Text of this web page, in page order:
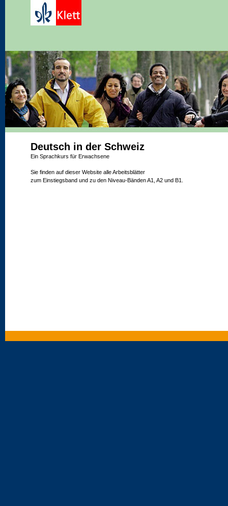
Deutsch in der Schweiz
Ein Sprachkurs für Erwachsene
Sie finden auf dieser Website alle Arbeitsblätter
zum Einstiegsband und zu den Niveau-Bänden A1, A2 und B1.